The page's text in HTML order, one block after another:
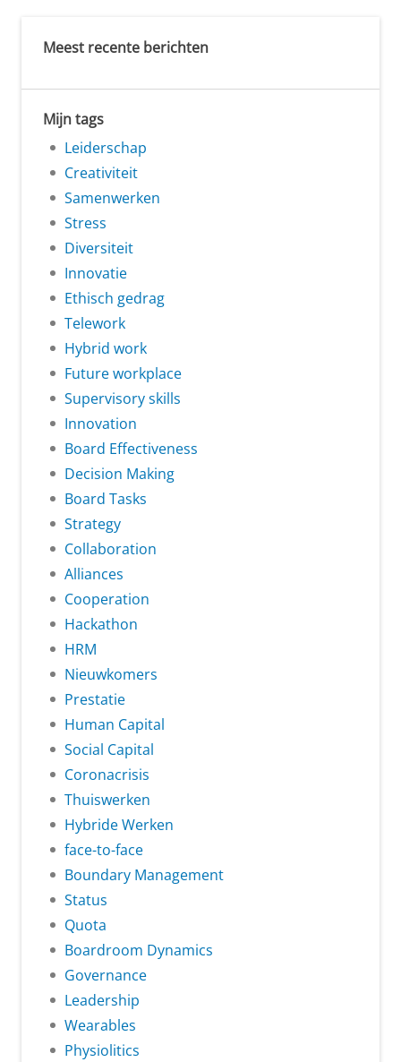
Meest recente berichten
Mijn tags
Leiderschap
Creativiteit
Samenwerken
Stress
Diversiteit
Innovatie
Ethisch gedrag
Telework
Hybrid work
Future workplace
Supervisory skills
Innovation
Board Effectiveness
Decision Making
Board Tasks
Strategy
Collaboration
Alliances
Cooperation
Hackathon
HRM
Nieuwkomers
Prestatie
Human Capital
Social Capital
Coronacrisis
Thuiswerken
Hybride Werken
face-to-face
Boundary Management
Status
Quota
Boardroom Dynamics
Governance
Leadership
Wearables
Physiolitics